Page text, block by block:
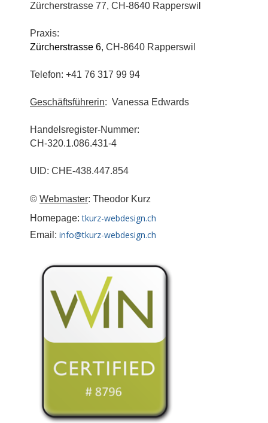
Zürcherstrasse 77, CH-8640 Rapperswil
Praxis:
Zürcherstrasse 6, CH-8640 Rapperswil
Telefon: +41 76 317 99 94
Geschäftsführerin: Vanessa Edwards
Handelsregister-Nummer:
CH-320.1.086.431-4
UID: CHE-438.447.854
© Webmaster: Theodor Kurz
Homepage:tkurz-webdesign.ch
Email: info@tkurz-webdesign.ch